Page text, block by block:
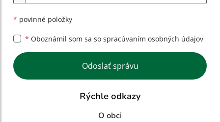
* povinné položky
* Oboznámil som sa so spracúvaním osobných údajov
Google reCaptcha Response
Odoslať správu
Rýchle odkazy
O obci